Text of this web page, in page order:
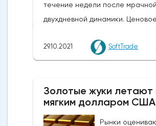
течение недели после мрачной
двухдневной динамики.
преддверии решений
резервной системы США по
неделе 2-3 ноября.На этой
Японии (BOJ), как и ожидалось,
стабильную политику.
29.10.2021 SoftTrade
Золотые жуки летают
мягким долларом США
Рынки